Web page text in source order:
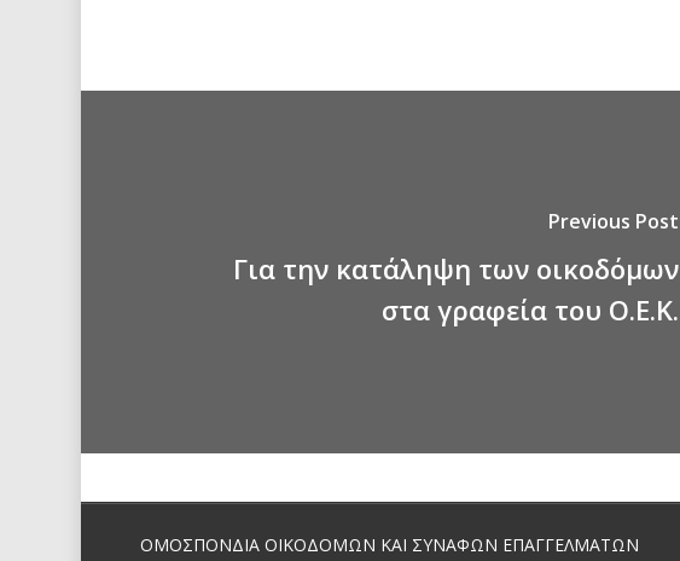
Previous Post
Για την κατάληψη των οικοδόμων
στα γραφεία του Ο.Ε.Κ.
ΟΜΟΣΠΟΝΔΙΑ ΟΙΚΟΔΟΜΩΝ ΚΑΙ ΣΥΝΑΦΩΝ ΕΠΑΓΓΕΛΜΑΤΩΝ